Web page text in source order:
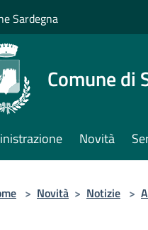
Sardegna
Comune di
Novità
> Novità > Notizie >